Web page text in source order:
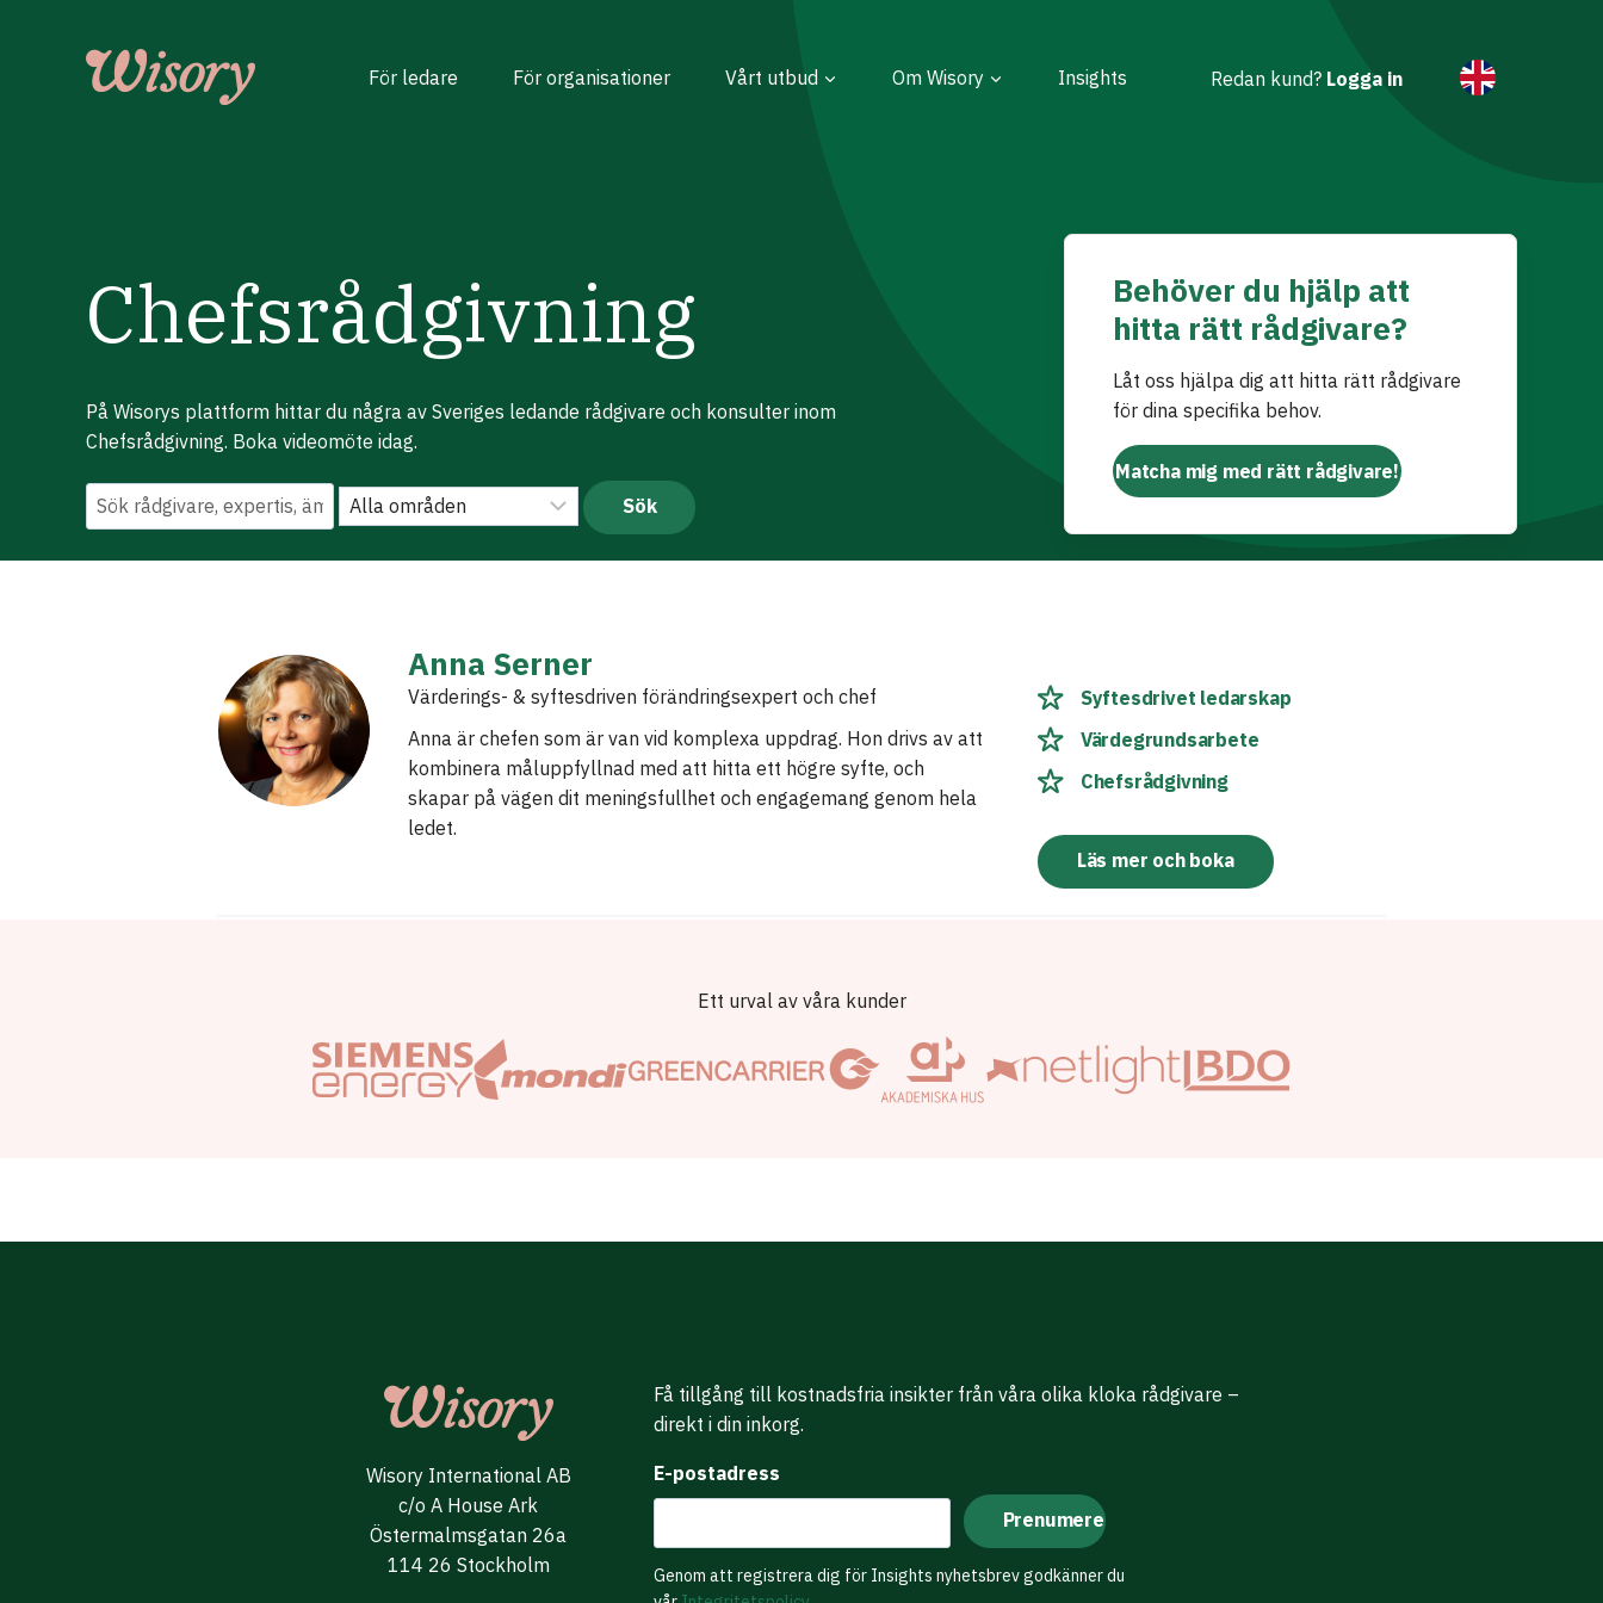
För ledare För organisationer Vårt utbud Om Wisory Insights Redan kund? Logga in
Chefsrådgivning
På Wisorys plattform hittar du några av Sveriges ledande rådgivare och konsulter inom
Chefsrådgivning. Boka videomöte idag.
Behöver du hjälp att
hitta rätt rådgivare?
Låt oss hjälpa dig att hitta rätt rådgivare
för dina specifika behov.
Matcha mig med rätt rådgivare!
Anna Serner
Värderings- & syftesdriven förändringsexpert och chef
Anna är chefen som är van vid komplexa uppdrag. Hon drivs av att
kombinera måluppfyllnad med att hitta ett högre syfte, och
skapar på vägen dit meningsfullhet och engagemang genom hela
ledet.
Syftesdrivet ledarskap
Värdegrundsarbete
Chefsrådgivning
Läs mer och boka
Ett urval av våra kunder
Wisory International AB
c/o A House Ark
Östermalmsgatan 26a
114 26 Stockholm
Få tillgång till kostnadsfria insikter från våra olika kloka rådgivare –
direkt i din inkorg.
E-postadress
Genom att registrera dig för Insights nyhetsbrev godkänner du